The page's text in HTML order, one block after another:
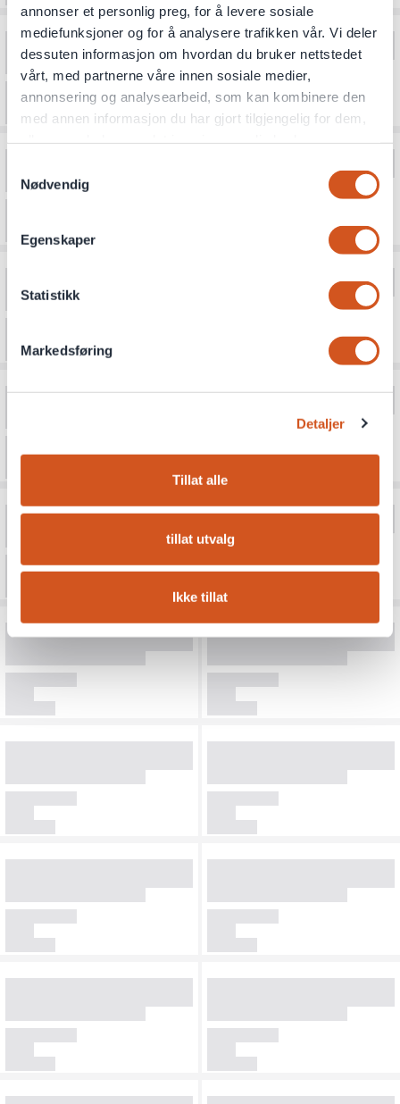
annonser et personlig preg, for å levere sosiale
mediefunksjoner og for å analysere trafikken vår. Vi deler
dessuten informasjon om hvordan du bruker nettstedet
vårt, med partnerne våre innen sosiale medier,
annonsering og analysearbeid, som kan kombinere den
med annen informasjon du har gjort tilgjengelig for dem,
Nødvendig
Egenskaper
Statistikk
Markedsføring
Detaljer
Tillat alle
tillat utvalg
Ikke tillat